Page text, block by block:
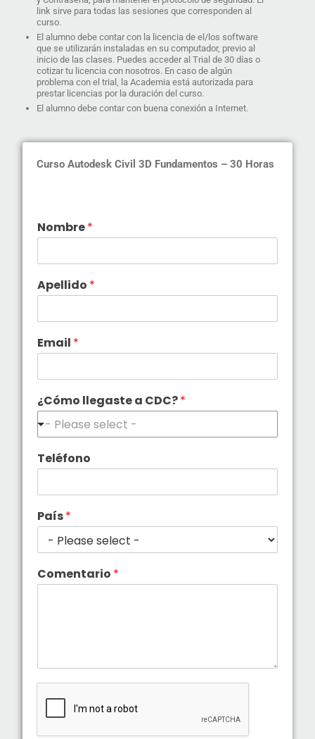
link sirve para todas las sesiones que corresponden al
curso.
El alumno debe contar con la licencia de el/los software
que se utilizarán instaladas en su computador, previo al
inicio de las clases. Puedes acceder al Trial de 30 días o
cotizar tu licencia con nosotros. En caso de algún
problema con el trial, la Academia está autorizada para
prestar licencias por la duración del curso.
El alumno debe contar con buena conexión a Internet.
Curso Autodesk Civil 3D Fundamentos – 30 Horas
Nombre*
Apellido *
Email *
¿Cómo llegaste a CDC?*
- Please select -
Teléfono
País*
Comentario *